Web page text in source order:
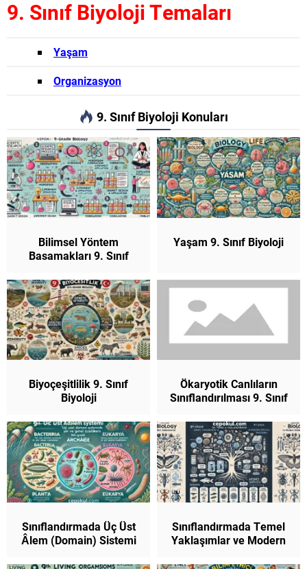
9. Sınıf Biyoloji Temaları
Yaşam
Organizasyon
9. Sınıf Biyoloji Konuları
Bilimsel Yöntem
Basamakları 9. Sınıf
Yaşam 9. Sınıf Biyoloji
Biyoçeşitlilik 9. Sınıf
Biyoloji
Ökaryotik Canlıların
Sınıflandırılması 9. Sınıf
Sınıflandırmada Üç Üst
Âlem (Domain) Sistemi
Sınıflandırmada Temel
Yaklaşımlar ve Modern